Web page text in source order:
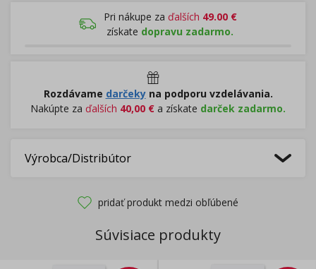
Pri nákupe za ďalších 49.00€
získate dopravu zadarmo.
Rozdávame darčeky na podporu vzdelávania.
Nakúpte za ďalších 40,00 € a získate darček zadarmo.
Výrobca/Distribútor
pridať produkt medzi obľúbené
Súvisiace produkty